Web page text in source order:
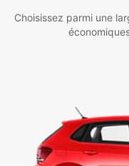
Choisissez parmi une